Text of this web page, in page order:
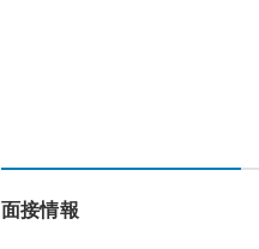
面接情報